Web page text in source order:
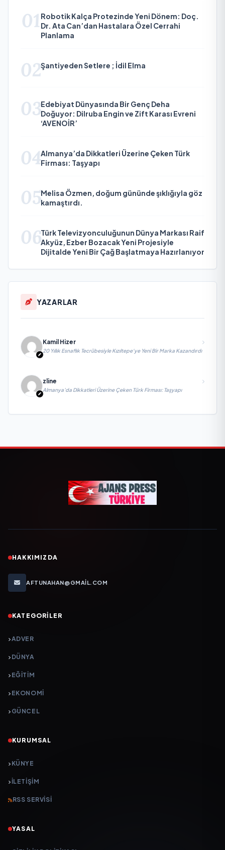
01 Robotik Kalça Protezinde Yeni Dönem: Doç.
Dr. Ata Can’dan Hastalara Özel Cerrahi
Planlama
02Şantiyeden Setlere ; İdil Elma
03Edebiyat Dünyasında Bir Genç Deha
Doğuyor: Dilruba Engin ve Zift Karası Evreni
‘AVENOİR’
04Almanya’da Dikkatleri Üzerine Çeken Türk
Firması: Taşyapı
05Melisa Özmen, doğum gününde şıklığıyla göz
kamaştırdı.
06Türk Televizyonculuğunun Dünya Markası Raif
Akyüz, Ezber Bozacak Yeni Projesiyle
Dijitalde Yeni Bir Çağ Başlatmaya Hazırlanıyor
YAZARLAR
Kamil Hizer
20 Yıllık Esnaflık Tecrübesiyle Kızıltepe'ye Yeni Bir Marka Kazandırdı
zline
Almanya’da Dikkatleri Üzerine Çeken Türk Firması: Taşyapı
HAKKIMIZDA
AFTUNAHAN@GMAIL.COM
KATEGORILER
ADVER
DÜNYA
EĞİTİM
EKONOMİ
GÜNCEL
KURUMSAL
KÜNYE
İLETIŞIM
RSS SERVISI
YASAL